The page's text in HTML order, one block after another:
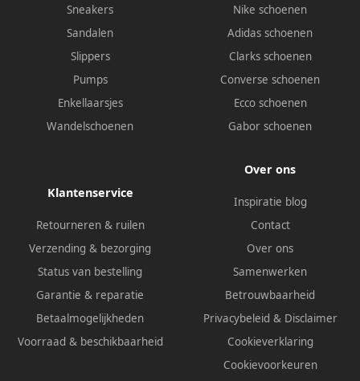
Sneakers
Sandalen
Slippers
Pumps
Enkellaarsjes
Wandelschoenen
Nike schoenen
Adidas schoenen
Clarks schoenen
Converse schoenen
Ecco schoenen
Gabor schoenen
Klantenservice
Retourneren & ruilen
Verzending & bezorging
Status van bestelling
Garantie & reparatie
Betaalmogelijkheden
Voorraad & beschikbaarheid
Over ons
Inspiratie blog
Contact
Over ons
Samenwerken
Betrouwbaarheid
Privacybeleid & Disclaimer
Cookieverklaring
Cookievoorkeuren